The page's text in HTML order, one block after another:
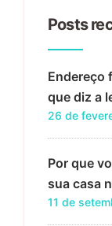
Posts
Endereço
que diz a
26 de
Por que
sua casa
11 de